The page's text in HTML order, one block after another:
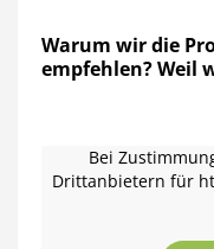
Warum wir die
empfehlen? Weil
Bei
Drittanbietern für